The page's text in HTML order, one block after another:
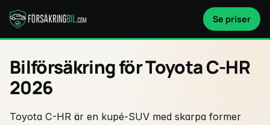
Se priser
Bilförsäkring för Toyota C-HR
2026
Toyota C-HR är en kupé-SUV med skarpa former